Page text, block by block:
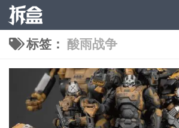
跳至内容
标签： 酸雨战争